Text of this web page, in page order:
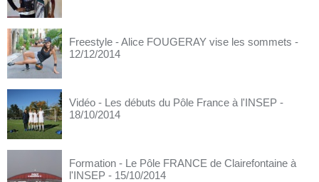
Freestyle - Alice FOUGERAY vise les sommets -
12/12/2014
Vidéo - Les débuts du Pôle France à l'INSEP -
18/10/2014
Formation - Le Pôle FRANCE de Clairefontaine à
l'INSEP - 15/10/2014